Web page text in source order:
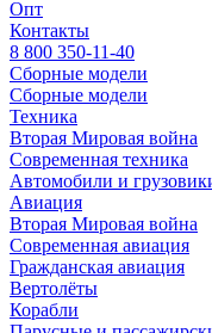
Опт
Контакты
8 800 350-11-40
Сборные модели
Сборные модели
Техника
Вторая Мировая война
Современная техника
Автомобили и
Авиация
Вторая Мировая война
Современная авиация
Гражданская авиация
Вертолёты
Корабли